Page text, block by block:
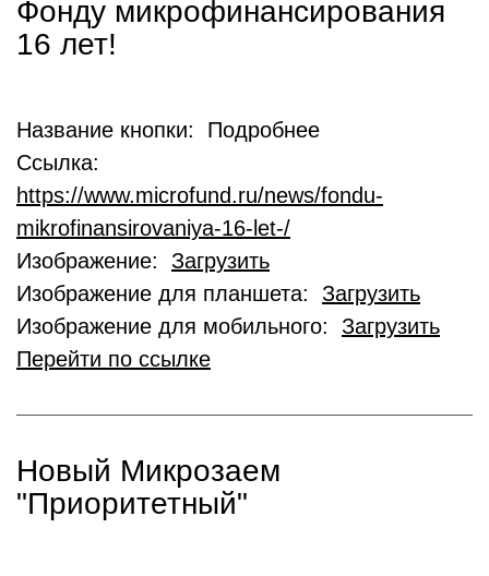
Фонду микрофинансирования
16 лет!
Название кнопки: Подробнее
Ссылка:
https://www.microfund.ru/news/fondu-
mikrofinansirovaniya-16-let-/
Изображение: Загрузить
Изображение для планшета: Загрузить
Изображение для мобильного: Загрузить
Перейти по ссылке
Новый Микрозаем
"Приоритетный"